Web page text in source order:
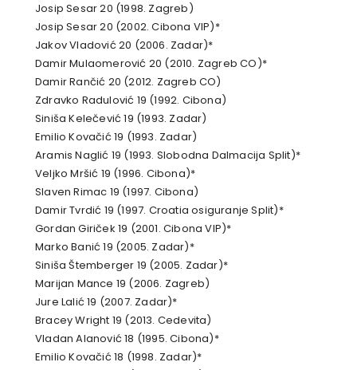
Josip Sesar 20 (1998. Zagreb)
Josip Sesar 20 (2002. Cibona VIP)*
Jakov Vladović 20 (2006. Zadar)*
Damir Mulaomerović 20 (2010. Zagreb CO)*
Damir Rančić 20 (2012. Zagreb CO)
Zdravko Radulović 19 (1992. Cibona)
Siniša Kelečević 19 (1993. Zadar)
Emilio Kovačić 19 (1993. Zadar)
Aramis Naglić 19 (1993. Slobodna Dalmacija Split)*
Veljko Mršić 19 (1996. Cibona)*
Slaven Rimac 19 (1997. Cibona)
Damir Tvrdić 19 (1997. Croatia osiguranje Split)*
Gordan Giriček 19 (2001. Cibona VIP)*
Marko Banić 19 (2005. Zadar)*
Siniša Štemberger 19 (2005. Zadar)*
Marijan Mance 19 (2006. Zagreb)
Jure Lalić 19 (2007. Zadar)*
Bracey Wright 19 (2013. Cedevita)
Vladan Alanović 18 (1995. Cibona)*
Emilio Kovačić 18 (1998. Zadar)*